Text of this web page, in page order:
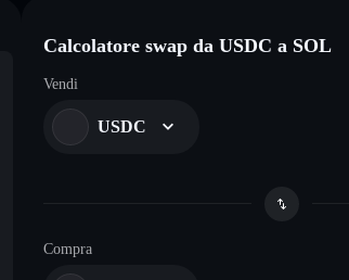
Calcolatore swap da USDC a SOL
Vendi
USDC
Compra